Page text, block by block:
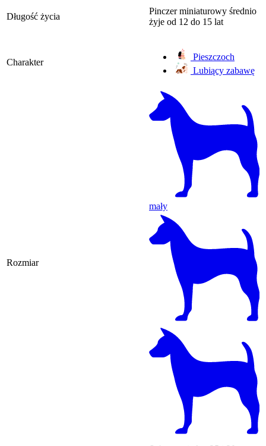
Długość życia
Pinczer miniaturowy średnio
żyje od 12 do 15 lat
Charakter
Pieszczoch
Lubiący zabawę
Rozmiar
mały